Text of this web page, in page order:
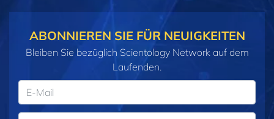
ABONNIEREN SIE FÜR NEUIGKEITEN
Bleiben Sie bezüglich Scientology Network auf dem
Laufenden.